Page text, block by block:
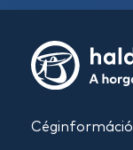
Céginformáció